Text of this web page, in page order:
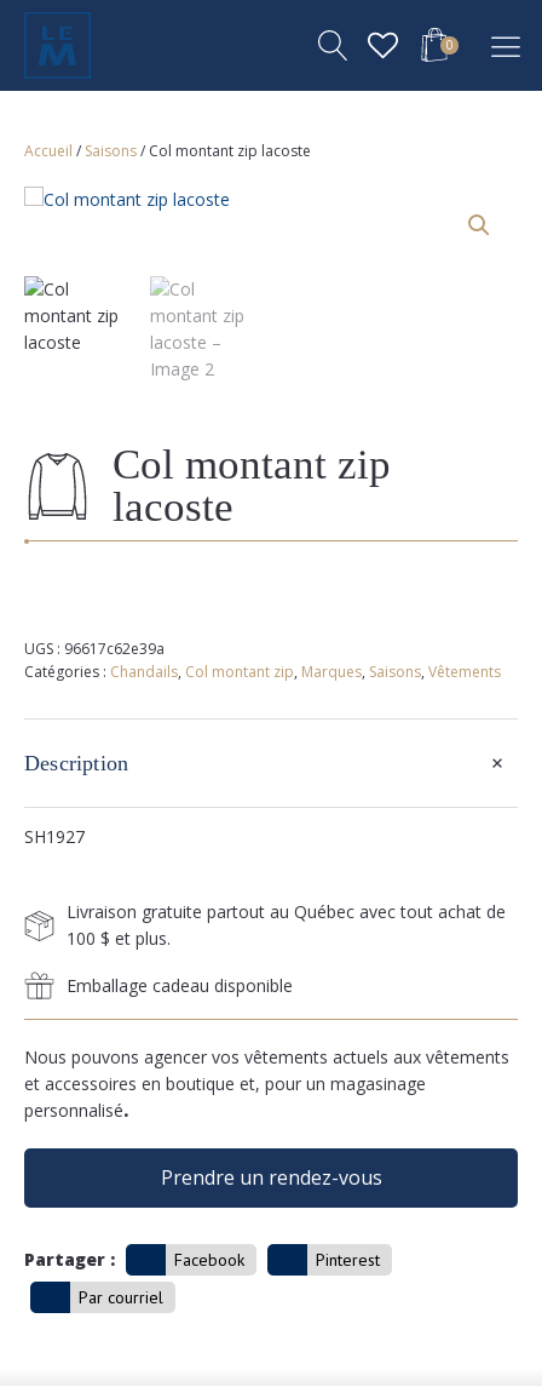
0
Accueil / Saisons/ Col montant zip lacoste
Col montant zip
lacoste
UGS : 96617c62e39a
Catégories : Chandails, Col montant zip, Marques, Saisons, Vêtements
Description +
SH1927
Livraison gratuite partout au Québec avec tout achat de
100 $ et plus.
Emballage cadeau disponible
Nous pouvons agencer vos vêtements actuels aux vêtements
et accessoires en boutique et, pour un magasinage
personnalisé.
Prendre un rendez-vous
Partager : Facebook
Pinterest
Par courriel